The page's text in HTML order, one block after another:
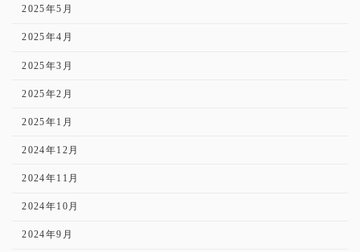
2025年5月
2025年4月
2025年3月
2025年2月
2025年1月
2024年12月
2024年11月
2024年10月
2024年9月